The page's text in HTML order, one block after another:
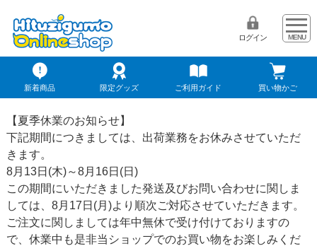
ログイン
新着商品 限定グッズ ご利用ガイド 買い物かご
【夏季休業のお知らせ】
下記期間につきましては、出荷業務をお休みさせていただ
きます。
8月13日(木)～8月16日(日)
この期間にいただきました発送及びお問い合わせに関しま
しては、8月17日(月)より順次ご対応させていただきます。
ご注文に関しましては年中無休で受け付けておりますの
で、休業中も是非当ショップでのお買い物をお楽しみくだ